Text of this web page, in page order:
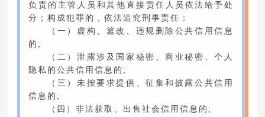
负责的主管人员和其他直接责任人员依法给予处
分；构成犯罪的，依法追究刑事责任：
（一）虚构、篡改、违规删除公共信用信息
的;
（二）泄露涉及国家秘密、商业秘密、个人
隐私的公共信用信息的;
（三）未按要求提供、征集和披露公共信用
信息的;
（四）非法获取、出售社会信用信息的;